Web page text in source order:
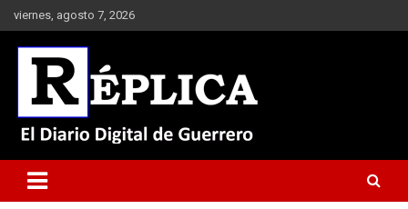
Saltar
al
contenido
viernes, agosto 7, 2026
Réplica